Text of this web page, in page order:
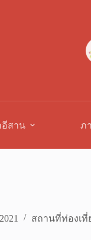
สาน ภ
สถานที่ท่องเที่